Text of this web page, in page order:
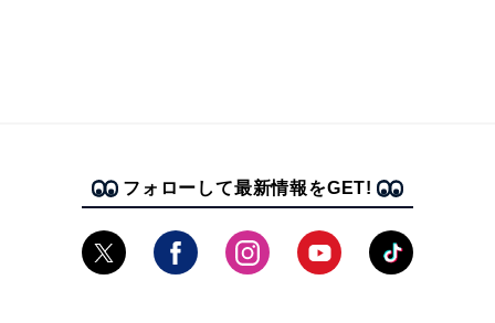
フォローして最新情報をGET!